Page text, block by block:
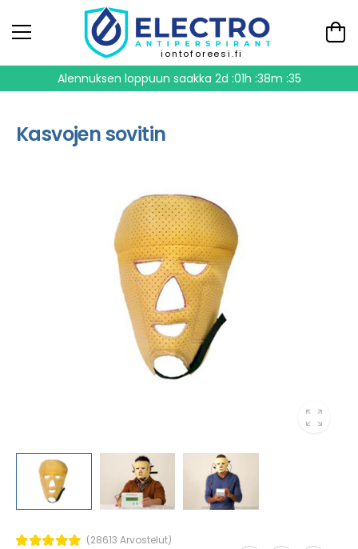
iontoforeesi.fi
Alennuksen loppuun saakka 2d :01h :38m :35
Kasvojen sovitin
(28613 Arvostelut)